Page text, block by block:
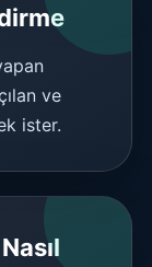
ve
ister.